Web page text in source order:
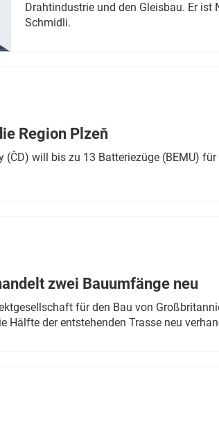
Drahtindustrie und den Gleisbau. Er
Schmidli.
Region Plzeň
(ČD) will bis zu 13 Batteriezüge (BEMU)
zwei Bauumfänge neu
für den Bau von
Hälfte der entstehenden Trasse neu